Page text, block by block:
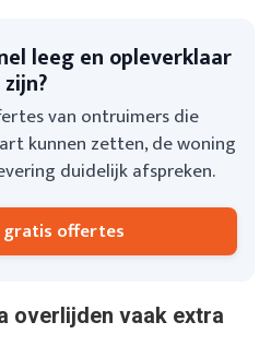
leeg en opleverklaar
zijn?
van ontruimers die
kunnen zetten, de woning
duidelijk afspreken.
offertes
overlijden vaak extra